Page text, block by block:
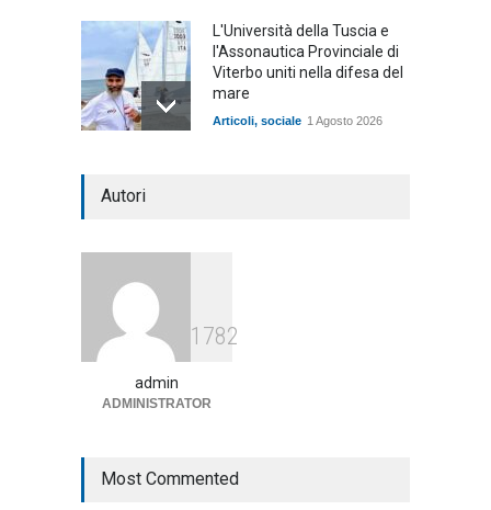
L'Università della Tuscia e
l'Assonautica Provinciale di
Viterbo uniti nella difesa del
mare
Articoli, sociale 1 Agosto 2026
arrivano i pagamenti PAC, la
Autori
1782
admin
ADMINISTRATOR
Most Commented